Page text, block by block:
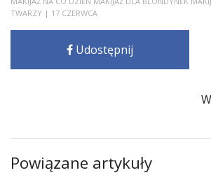
TWARZY | 17 CZERWCA
Udostępnij
Powiązane artykuły